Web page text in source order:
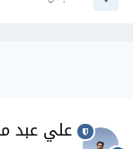
علي عبد